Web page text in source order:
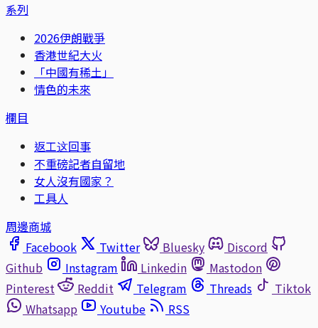
系列
2026伊朗戰爭
香港世紀大火
「中國有稀土」
情色的未來
欄目
返工这回事
不重磅記者自留地
女人沒有國家？
工具人
周邊商城
Facebook
Twitter Bluesky
Discord
Github
Instagram Linkedin
Mastodon
Pinterest
Reddit Telegram Threads
Tiktok
Whatsapp
Youtube
RSS